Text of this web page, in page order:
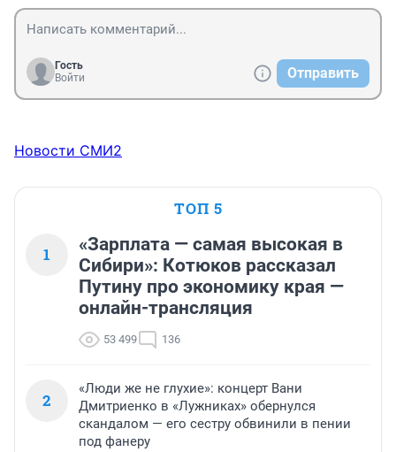
Гость
Войти
Отправить
Новости СМИ2
ТОП 5
1
«Зарплата — самая высокая в
Сибири»: Котюков рассказал
Путину про экономику края —
онлайн-трансляция
53 499 136
2
«Люди же не глухие»: концерт Вани
Дмитриенко в «Лужниках» обернулся
скандалом — его сестру обвинили в пении
под фанеру